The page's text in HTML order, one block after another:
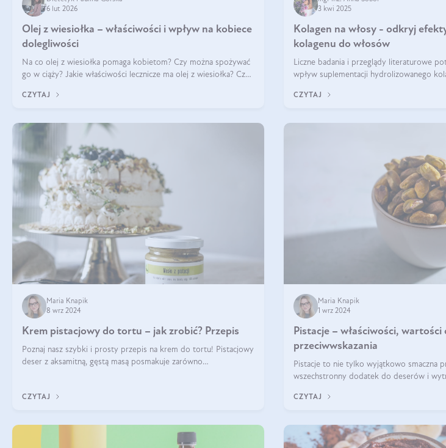
6 lut 2026
Olej z wiesiołka – właściwości i wpływ na kobiece
dolegliwości
Na co olej z wiesiołka pomaga kobietom? Czy można spożywać
go w ciąży? Jakie właściwości lecznicze ma olej z wiesiołka? Czy
efekty? Jaka jes
CZYTAJ
3 kwi 2025
Kolagen na włosy - odkryj
kolagenu do włosów
Liczne badania i przeglądy literaturowe
wpływ suplementacji hydrolizowanego
CZYTAJ
Maria Knapik
8 wrz 2024
Krem pistacjowy do tortu – jak zrobić? Przepis
Poznaj nasz szybki i prosty przepis na krem do tortu! Pistacjowy
deser z aksamitną, gęstą masą posmakuje zarówno
CZYTAJ
Maria Knapik
1 wrz 2024
Pistacje – właściwości, wartości
przeciwwskazania
Pistacje to nie tylko wyjątkowo smaczna
wszechstronny dodatek do deserów i
każdy może się ni
CZYTAJ